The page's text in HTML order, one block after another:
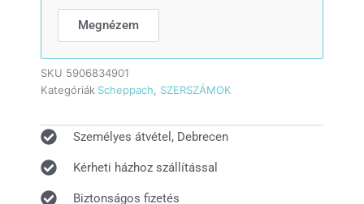
Megnézem
SKU 5906834901
Kategóriák Scheppach SZERSZÁMOK
Személyes átvétel, Debrecen
Kérheti házhoz szállítással
Biztonságos fizetés